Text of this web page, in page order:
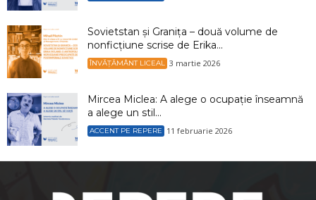
Sovietstan și Granița – două volume de
nonficțiune scrise de Erika...
ÎNVĂȚĂMÂNT LICEAL 3 martie 2026
Mircea Miclea: A alege o ocupație înseamnă
a alege un stil...
ACCENT PE REPERE 11 februarie 2026